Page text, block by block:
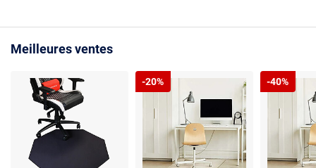
Meilleures ventes
-20% -40%